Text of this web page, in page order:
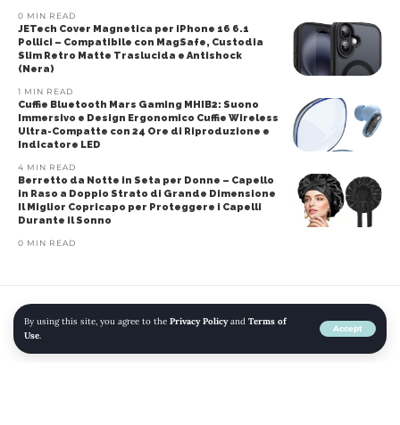
By using this site, you agree to the Privacy Policyand Terms of
Use.
Accept
0 MIN READ
JETech Cover Magnetica per iPhone 16 6.1
Pollici – Compatibile con MagSafe, Custodia
Slim Retro Matte Traslucida e Antishock
(Nera)
1 MIN READ
Cuffie Bluetooth Mars Gaming MHIB2: Suono
Immersivo e Design Ergonomico Cuffie Wireless
Ultra-Compatte con 24 Ore di Riproduzione e
Indicatore LED
4 MIN READ
Berretto da Notte in Seta per Donne – Capello
in Raso a Doppio Strato di Grande Dimensione
Il Miglior Copricapo per Proteggere i Capelli
Durante il Sonno
0 MIN READ
Home» Blog »Libri da leggere: The Proposal (International Romance Vol.
5)